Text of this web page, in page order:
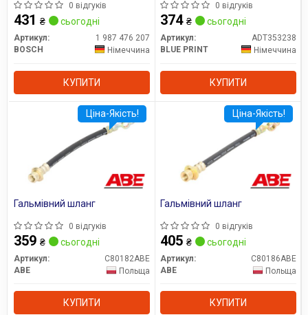
0 відгуків
431 ₴ сьогодні
Артикул:
1 987 476 207
BOSCH
Німеччина
КУПИТИ
0 відгуків
374 ₴ сьогодні
Артикул:
ADT353238
BLUE PRINT
Німеччина
КУПИТИ
Гальмівний шланг
0 відгуків
359 ₴ сьогодні
Артикул:
C80182ABE
ABE
Польща
КУПИТИ
Ціна-Якість!
Гальмівний шланг
0 відгуків
405 ₴ сьогодні
Артикул:
C80186ABE
ABE
Польща
КУПИТИ
Ціна-Якість!